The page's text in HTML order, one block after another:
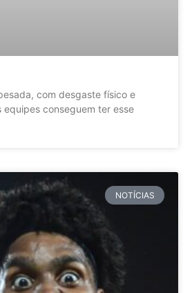
com desgaste físico e
equipes conseguem ter esse
NOTÍCIAS